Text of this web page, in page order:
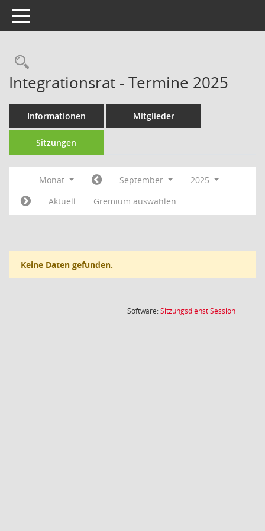
Toggle navigation
Rechercheauswahl
Integrationsrat - Termine 2025
Informationen Mitglieder
Sitzungen
Monat September
2025
Aktuell
Gremium auswählen
Keine Daten gefunden.
Software:SitzungsdienstSession(Wird in